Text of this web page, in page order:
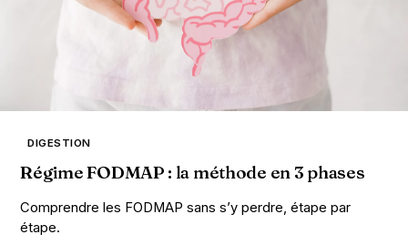
DIGESTION
Régime FODMAP : la méthode en 3 phases
Comprendre les FODMAP sans s’y perdre, étape par
étape.